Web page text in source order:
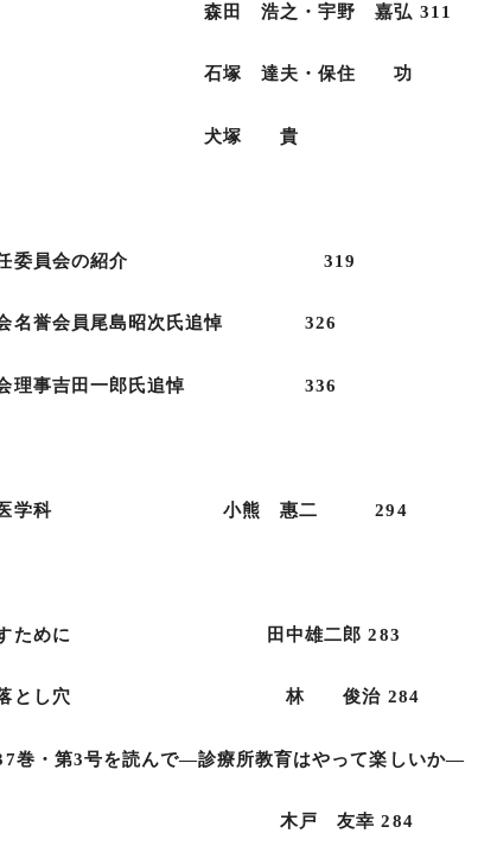
之・宇野 嘉弘 311
夫・保住 功
貴
責任委員会の紹介 319
名誉会員尾島昭次氏追悼 326
会理事吉田一郎氏追悼 336
部医学科 小熊 惠二 294
探すために 田中雄二郎 283
語の落とし穴 林 俊治 284
・第3号を読んで―診療所教育はやって楽しいか―
友幸 284